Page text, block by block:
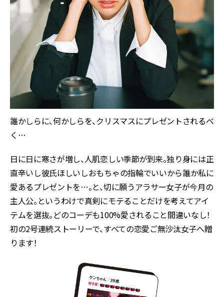
誰かしらに、何かしらを、クリスマスにプレゼントされるべ
く…
日に日に寒さが増し、人肌恋しい季節が到来。独り身には正
直辛いし彼氏ほしいしおもちゃの指輪でいいから誰か私に
愛あるプレゼントを…。と、切に願うアラサー女子が今月の
主人公。というわけで真剣にモテることだけを考えてアイ
テムを選抜。どのコーデも100%愛されること間違いなし！
初の2号連続ストーリーで、すべての恋愛ご無沙汰女子へ贈
ります！